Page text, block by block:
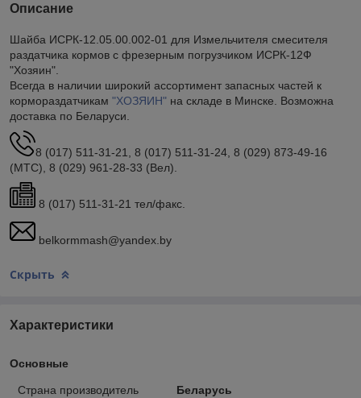
Описание
Шайба ИСРК-12.05.00.002-01 для Измельчителя смесителя
раздатчика кормов с фрезерным погрузчиком ИСРК-12Ф
"Хозяин".
Всегда в наличии широкий ассортимент запасных частей к
кормораздатчикам "ХОЗЯИН" на складе в Минске. Возможна
доставка по Беларуси.
8 (017) 511-31-21, 8 (017) 511-31-24, 8 (029) 873-49-16
(МТС), 8 (029) 961-28-33 (Вел).
8 (017) 511-31-21 тел/факс.
belkormmash@yandex.by
Скрыть
Характеристики
Основные
Страна производитель Беларусь